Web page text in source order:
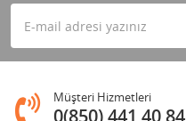
Müşteri Hizmetleri
0(850) 441 40 84